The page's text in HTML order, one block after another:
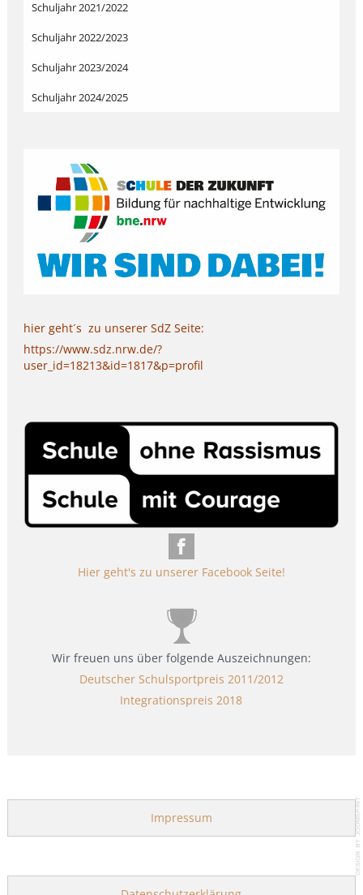
Schuljahr 2021/2022
Schuljahr 2022/2023
Schuljahr 2023/2024
Schuljahr 2024/2025
hier geht´s zu unserer SdZ Seite:
https://www.sdz.nrw.de/?
user_id=18213&id=1817&p=profil
Hier geht's zu unserer Facebook Seite!
Wir freuen uns über folgende Auszeichnungen:
Deutscher Schulsportpreis 2011/2012
Integrationspreis 2018
Impressum